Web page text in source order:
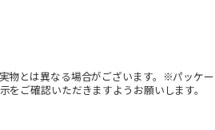
物とは異なる場合がございます。※パッケ
をご確認いただきますようお願いします。